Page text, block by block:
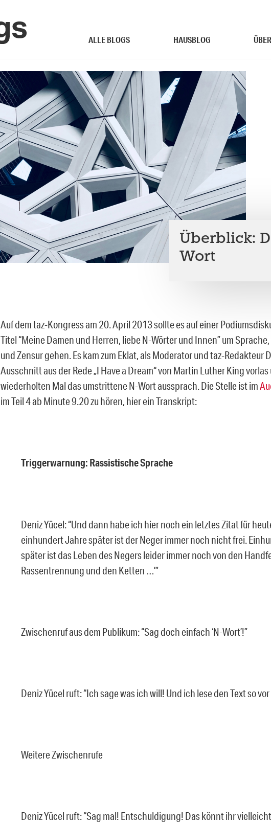
ALLE BLOGS HAUSBLOG
Überblick:
Wort
Auf dem taz-Kongress am 20. April 2013 sollte es auf einer
Titel “Meine Damen und Herren, liebe N-Wörter und Innen” um
und Zensur gehen. Es kam zum Eklat, als Moderator und taz-Redakteur
Ausschnitt aus der Rede „I Have a Dream“ von Martin Luther King
wiederholten Mal das umstrittene N-Wort aussprach. Die Stelle ist im
im Teil 4 ab Minute 9.20 zu hören, hier ein Transkript:
Triggerwarnung: Rassistische Sprache
Deniz Yücel: “Und dann habe ich hier noch ein letztes Zitat für
einhundert Jahre später ist der Neger immer noch nicht frei.
später ist das Leben des Negers leider immer noch von den
Rassentrennung und den Ketten …’”
Zwischenruf aus dem Publikum: “Sag doch einfach ‘N-Wort’!”
Deniz Yücel ruft: “Ich sage was ich will! Und ich lese den Text so
Weitere Zwischenrufe
Deniz Yücel ruft: “Sag mal! Entschuldigung! Das könnt ihr